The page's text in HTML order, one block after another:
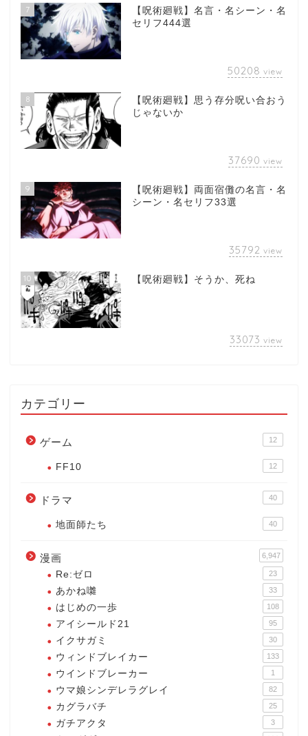
7
【呪術廻戦】名言・名シーン・名
セリフ444選
50208 view
8
【呪術廻戦】思う存分呪い合おう
じゃないか
37690 view
9
【呪術廻戦】両面宿儺の名言・名
シーン・名セリフ33選
35792 view
10 【呪術廻戦】そうか、死ね
33073 view
カテゴリー
ゲーム 12
FF10 12
ドラマ 40
地面師たち 40
漫画 6,947
Re:ゼロ 23
あかね囃 33
はじめの一歩 108
アイシールド21 95
イクサガミ 30
ウィンドブレイカー 133
ウインドブレーカー 1
ウマ娘シンデレラグレイ 82
カグラバチ 25
ガチアクタ 3